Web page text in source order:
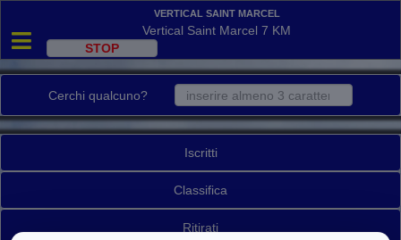
Vertical Saint Marcel
Vertical Saint Marcel 7 KM
Cerchi qualcuno?
Iscritti
Classifica
Ritirati